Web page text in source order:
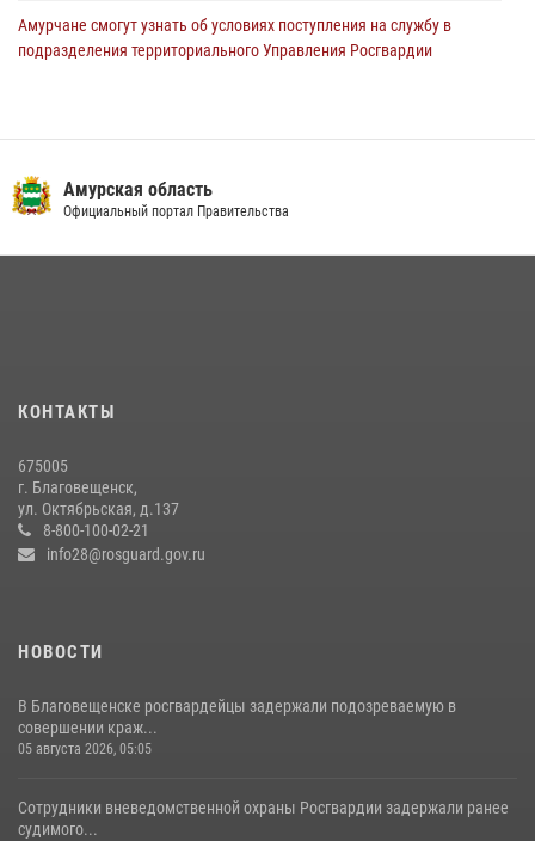
Амурчане смогут узнать об условиях поступления на службу в
подразделения территориального Управления Росгвардии
28 июля 2026, 09:01 3
28 июля 2026, 02:00
моноярмарке
13 июля 2026, 03:27
Амурская область
Официальный портал Правительства
КОНТАКТЫ
675005
г. Благовещенск,
ул. Октябрьская, д.137
8-800-100-02-21
info28@rosguard.gov.ru
НОВОСТИ
В Благовещенске росгвардейцы задержали подозреваемую в
совершении краж...
05 августа 2026, 05:05
Сотрудники вневедомственной охраны Росгвардии задержали ранее
судимого...